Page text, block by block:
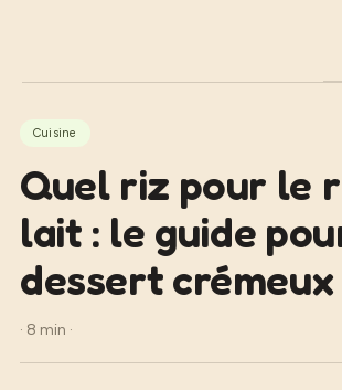
Cuisine
Quel riz pour le
lait : le guide
dessert
· 8 min ·